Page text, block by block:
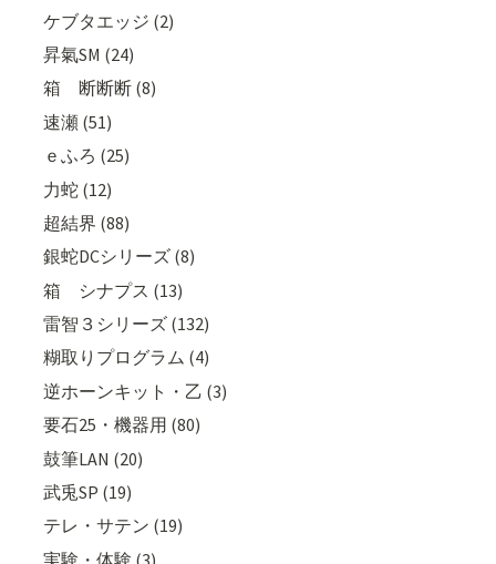
ケブタエッジ (2)
昇氣SM (24)
箱 断断断 (8)
速瀬 (51)
ｅふろ (25)
力蛇 (12)
超結界 (88)
銀蛇DCシリーズ (8)
箱 シナプス (13)
雷智３シリーズ (132)
糊取りプログラム (4)
逆ホーンキット・乙 (3)
要石25・機器用 (80)
鼓筆LAN (20)
武兎SP (19)
テレ・サテン (19)
実験・体験 (3)